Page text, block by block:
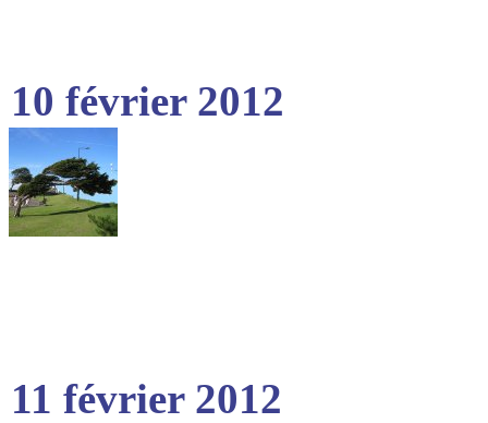
10 février 2012
11 février 2012